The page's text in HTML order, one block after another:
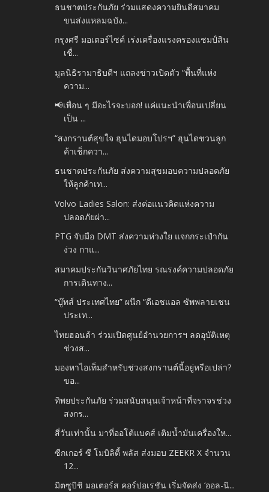
ธนชาตประกันภัย ร่วมแสดงความยินดีสมาคม
ขนส่งแหลมฉบัง...
กรุงศรี มอเตอร์ไซค์ เร่งเครื่องแรงครองแชมป์สิน
เชื่...
มูลนิธิรามาธิบดีฯ แถลงข่าวเปิดตัว “พื้นที่แห่ง
ความ...
📢เพื่อน ๆ มีอะไรจะบอก! แค่แนะนำเพื่อนเปลี่ยน
เป็น ...
“สงกรานต์สุขใจ ฮุนไดมอบโปรฯ” ฮุนไดชวนลูก
ค้าเช็กควา...
ธนชาตประกันภัย ส่งความสุขมอบความปลอดภัย
ให้ลูกค้าเท...
Volvo Ladies Salon: ส่งต่อแนวคิดแห่งความ
ปลอดภัยผ่า...
PTG จับมือ DMT ส่งความห่วงใย แจกกระเป๋ากัน
ง่วง กาแ...
สมาคมประกันวินาศภัยไทย รณรงค์ความปลอดภัย
การเดินทาง...
“บู๊ทส์ ประเทศไทย” ผนึก “ดีเอชแอล ซัพพลายเชน
ประเท...
ไทยฮอนด้า ร่วมเปิดศูนย์อำนวยการฯ ลดอุบัติเหตุ
ช่วงส...
มองหาไอเท็มสำหรับช่วงสงกรานต์นี้อยู่หรือเปล่า?
ขอ...
ทิพยประกันภัย ร่วมสนับสนุนเจ้าหน้าที่จราจรช่วง
สงกร...
สี่วันเท่านั้น มาที่ออโต้แบคส์ เติมน้ำมันเครื่องให...
ซีกเกอร์ ซี โมบิลิตี้ พลัส ส่งมอบ ZEEKR X จำนวน
12...
มิตซูบิชิ มอเตอร์ส คอร์ปอเรชัน เริ่มจัดส่ง ‘ออล-นิ...